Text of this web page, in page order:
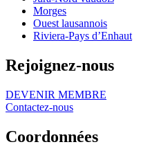
Morges
Ouest lausannois
Riviera-Pays d’Enhaut
Rejoignez-nous
DEVENIR MEMBRE
Contactez-nous
Coordonnées